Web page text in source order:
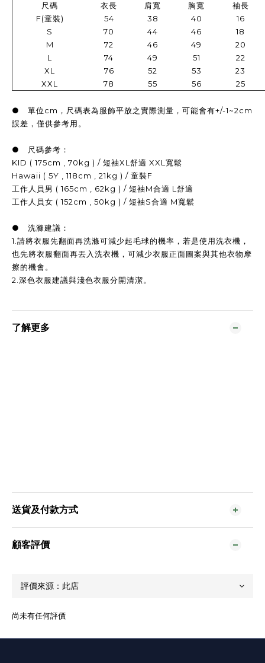
尺碼 衣長 肩寬 胸寬
袖長
F(童裝)
54 38 40
16
S
70 44 46
18
M
72 46 49
20
L
74 49 51
22
XL
76 52 53
23
XXL
78 55 56 25
● 單位cm，尺碼表為服飾平放之實際測量，可能會有+/-1~2cm
誤差，僅供參考用。
● 尺碼參考：
KID ( 175cm , 70kg ) / 短袖XL舒適 XXL寬鬆
Hawaii ( 5Y , 118cm , 21kg ) / 童裝F
工作人員男 ( 165cm , 62kg ) / 短袖M合適 L舒適
工作人員女 ( 152cm , 50kg ) / 短袖S合適 M寬鬆
● 洗滌建議：
1.請將衣服先翻面再洗滌可減少起毛球的機率，若是使用洗衣機，
也先將衣服翻面再丟入洗衣機，可減少衣服正面圖案與其他衣物摩
擦的機會。
2.深色衣服建議與淺色衣服分開清潔。
了解更多
送貨及付款方式
顧客評價
尚未有任何評價